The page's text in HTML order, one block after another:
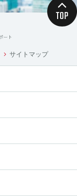
サイトマップ